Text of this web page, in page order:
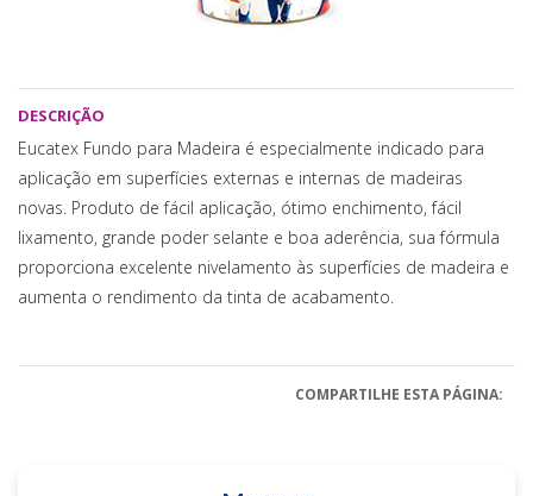
DESCRIÇÃO
Eucatex Fundo para Madeira é especialmente indicado para
aplicação em superfícies externas e internas de madeiras
novas. Produto de fácil aplicação, ótimo enchimento, fácil
lixamento, grande poder selante e boa aderência, sua fórmula
proporciona excelente nivelamento às superfícies de madeira e
aumenta o rendimento da tinta de acabamento.
COMPARTILHE ESTA PÁGINA: